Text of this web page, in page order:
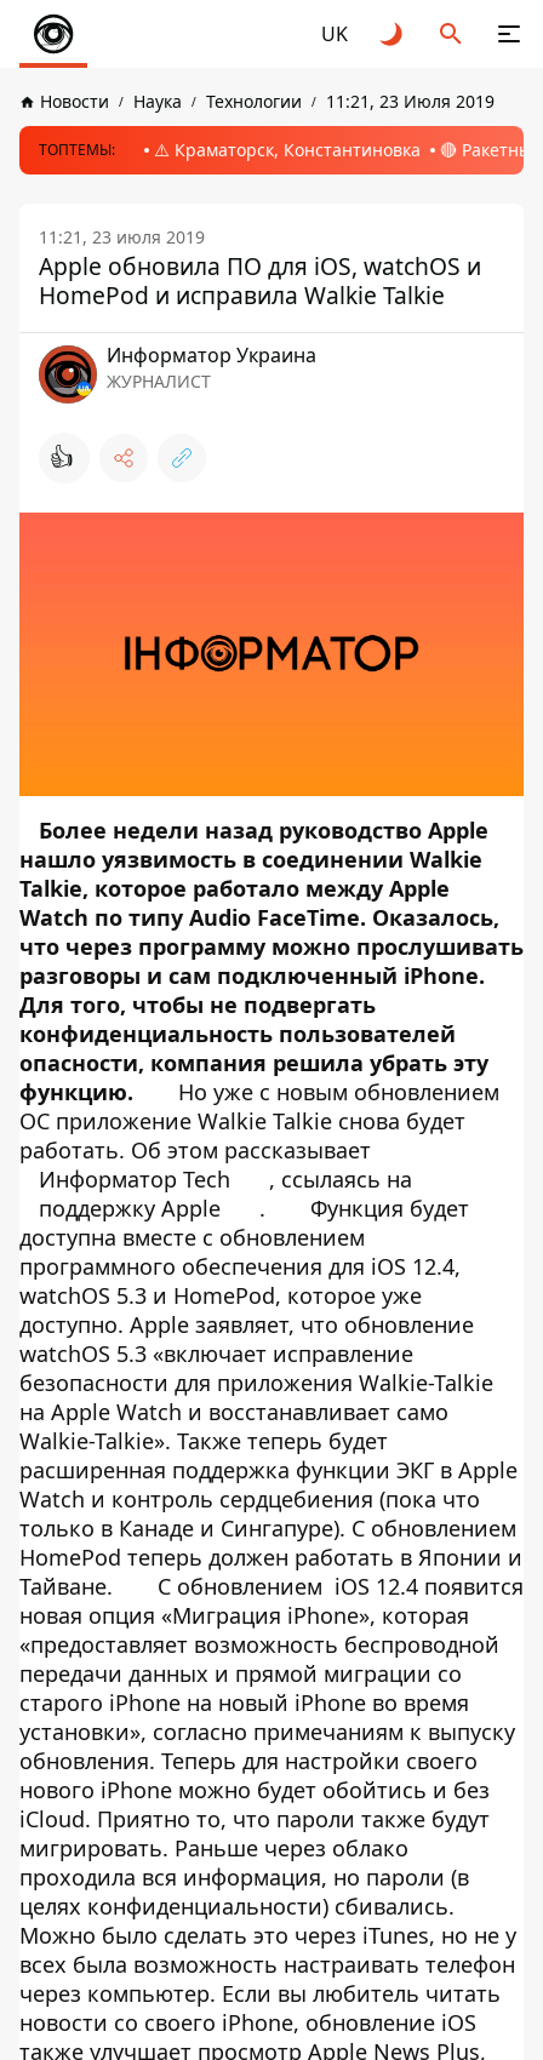
UK
Новости Наука Технологии 11:21, 23 Июля 2019
ТОПТЕМЫ: ⚠️ Краматорск, Константиновка 🔴
11:21, 23 июля 2019
Apple обновила ПО для iOS, watchOS и
HomePod и исправила Walkie Talkie
Информатор Украина
ЖУРНАЛИСТ
👍
Более недели назад руководство Apple
нашло уязвимость в соединении Walkie
Talkie, которое работало между Apple
Watch по типу Audio FaceTime. Оказалось,
что через программу можно прослушивать
разговоры и сам подключенный iPhone.
Для того, чтобы не подвергать
конфиденциальность пользователей
опасности, компания решила убрать эту
функцию.
Но уже с новым обновлением
ОС приложение Walkie Talkie снова будет
работать. Об этом рассказывает
Информатор Tech
, ссылаясь на
поддержку Apple .
Функция будет
доступна вместе с обновлением
программного обеспечения для iOS 12.4,
watchOS 5.3 и HomePod, которое уже
доступно. Apple заявляет, что обновление
watchOS 5.3 «включает исправление
безопасности для приложения Walkie-Talkie
на Apple Watch и восстанавливает само
Walkie-Talkie». Также теперь будет
расширенная поддержка функции ЭКГ в Apple
Watch и контроль сердцебиения (пока что
только в Канаде и Сингапуре). С обновлением
HomePod теперь должен работать в Японии и
Тайване.
С обновлением iOS 12.4 появится
​​новая опция «Миграция iPhone», которая
«предоставляет возможность беспроводной
передачи данных и прямой миграции со
старого iPhone на новый iPhone во время
установки», согласно примечаниям к выпуску
обновления. Теперь для настройки своего
нового iPhone можно будет обойтись и без
iCloud. Приятно то, что пароли также будут
мигрировать. Раньше через облако
проходила вся информация, но пароли (в
целях конфиденциальности) сбивались.
Можно было сделать это через iTunes, но не у
всех была возможность настраивать телефон
через компьютер. Если вы любитель читать
новости со своего iPhone, обновление iOS
также улучшает просмотр Apple News Plus,